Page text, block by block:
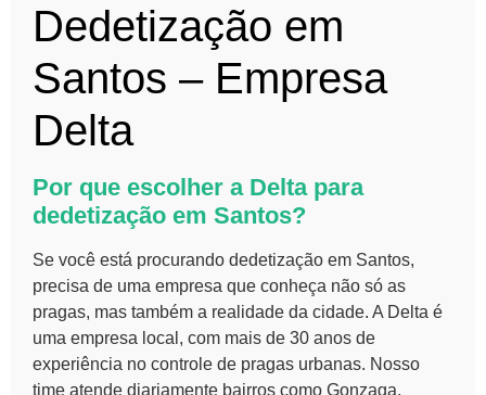
Dedetização em
Santos – Empresa
Delta
Por que escolher a Delta para
dedetização em Santos?
Se você está procurando dedetização em Santos,
precisa de uma empresa que conheça não só as
pragas, mas também a realidade da cidade. A Delta é
uma empresa local, com mais de 30 anos de
experiência no controle de pragas urbanas. Nosso
time atende diariamente bairros como Gonzaga,